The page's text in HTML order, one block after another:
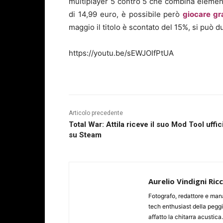
di 14,99 euro, è possibile perògiocare
maggio il titolo è scontato del 15%, si può
https://youtu.be/sEWJOIfPtUA
Articolo precedente
Total War: Attila riceve il suo Mod Tool
su Steam
Aurelio Vindigni
Fotografo, redattore e
tech enthusiast della
affatto la chitarra